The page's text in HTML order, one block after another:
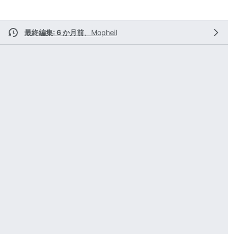
最終編集: 6 か月前 Mopheil